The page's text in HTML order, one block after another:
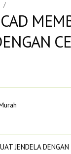
/
JENDELA